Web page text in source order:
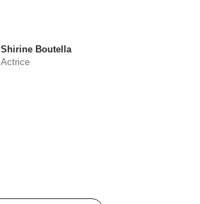
Shirine Boutella
Actrice